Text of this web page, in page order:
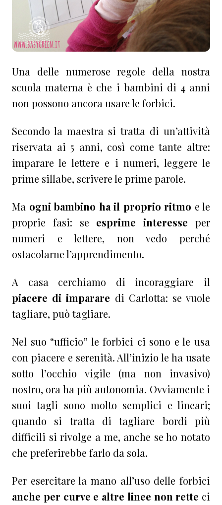
Una delle numerose regole della nostra
scuola materna è che i bambini di 4 anni
non possono ancora usare le forbici.
Secondo la maestra si tratta di un’attività
riservata ai 5 anni, così come tante altre:
imparare le lettere e i numeri, leggere le
prime sillabe, scrivere le prime parole.
Ma ogni bambino ha il proprio ritmo e le
proprie fasi: se esprime interesse per
numeri e lettere, non vedo perché
ostacolarne l’apprendimento.
A casa cerchiamo di incoraggiare il
piacere di imparare di Carlotta: se vuole
tagliare, può tagliare.
Nel suo “ufficio” le forbici ci sono e le usa
con piacere e serenità. All’inizio le ha usate
sotto l’occhio vigile (ma non invasivo)
nostro, ora ha più autonomia. Ovviamente i
suoi tagli sono molto semplici e lineari;
quando si tratta di tagliare bordi più
difficili si rivolge a me, anche se ho notato
che preferirebbe farlo da sola.
Per esercitare la mano all’uso delle forbici
anche per curve e altre linee non rette ci